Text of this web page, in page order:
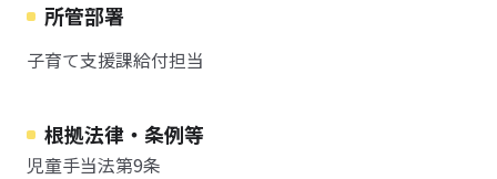
所管部署
子育て支援課給付担当
根拠法律・条例等
児童手当法第9条